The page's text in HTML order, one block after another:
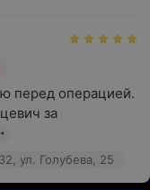
перед операцией.
за
ул. Голубева, 25